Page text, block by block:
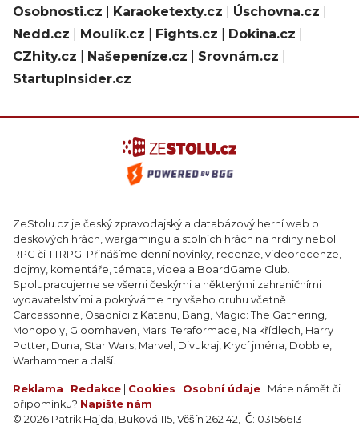
Osobnosti.cz
Karaoketexty.cz Úschovna.cz
Nedd.cz
Moulík.cz Fights.cz Dokina.cz
CZhity.cz
Našepeníze.cz Srovnám.cz
StartupInsider.cz
ZeStolu.cz je český zpravodajský a databázový herní web o
deskových hrách, wargamingu a stolních hrách na hrdiny neboli
RPG či TTRPG. Přinášíme denní novinky, recenze, videorecenze,
dojmy, komentáře, témata, videa a BoardGame Club.
Spolupracujeme se všemi českými a některými zahraničními
vydavatelstvími a pokrýváme hry všeho druhu včetně
Carcassonne, Osadníci z Katanu, Bang, Magic: The Gathering,
Monopoly, Gloomhaven, Mars: Teraformace, Na křídlech, Harry
Potter, Duna, Star Wars, Marvel, Divukraj, Krycí jména, Dobble,
Warhammer a další.
Reklama Redakce Cookies Osobní údaje | Máte námět či
připomínku? Napište nám
© 2026 Patrik Hajda, Buková 115, Věšín 262 42, IČ: 03156613